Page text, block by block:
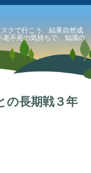
クで行こう 結果自然成
不死の気持ちで、知識の
の長期戦３年